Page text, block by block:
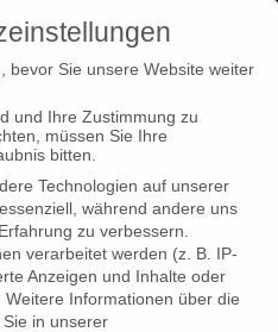
premiere of “The
by director Biljana
bevor Sie unsere Website weiter
und Ihre Zustimmung zu
müssen Sie Ihre
bitten.
Technologien auf unserer
während andere uns
zu verbessern.
verarbeitet werden (z. B. IP-
Anzeigen und Inhalte oder
Weitere Informationen über die
in unserer